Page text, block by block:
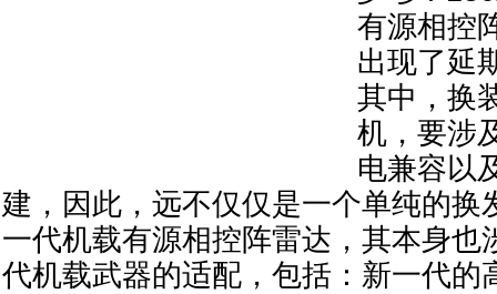
有源相控
出现了延
其中，换
机，要涉
电兼容以
建，因此，远不仅仅是一个单纯的换
一代机载有源相控阵雷达，其本身也
代机载武器的适配，包括：新一代的